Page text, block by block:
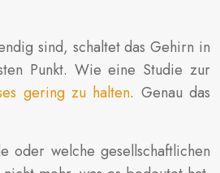
sind, schaltet das Gehirn in
Punkt. Wie eine Studie zur
gering zu halten. Genau das
oder welche gesellschaftlichen